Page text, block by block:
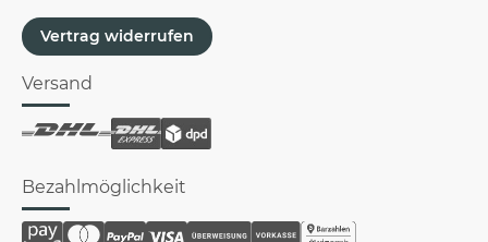
Vertrag widerrufen
Versand
Bezahlmöglichkeit